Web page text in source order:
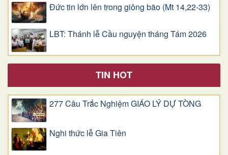
Đức tin lớn lên trong giông bão (Mt 14,22-33)
LBT: Thánh lễ Cầu nguyện tháng Tám 2026
TIN HOT
277 Câu Trắc Nghiệm GIÁO LÝ DỰ TÒNG
Nghi thức lễ Gia Tiên